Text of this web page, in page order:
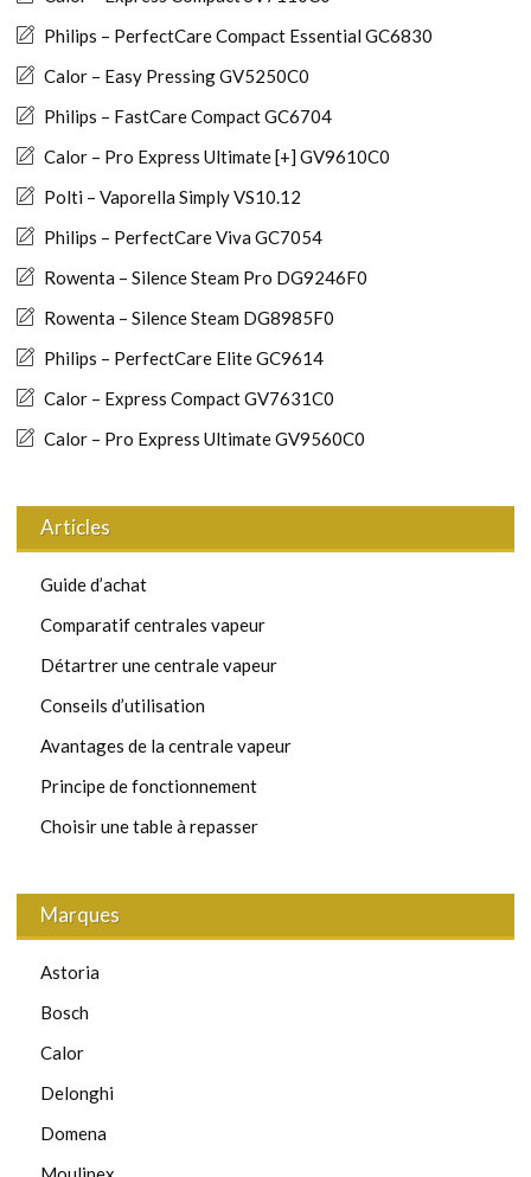
Philips – PerfectCare Compact Essential GC6830
Calor – Easy Pressing GV5250C0
Philips – FastCare Compact GC6704
Calor – Pro Express Ultimate [+] GV9610C0
Polti – Vaporella Simply VS10.12
Philips – PerfectCare Viva GC7054
Rowenta – Silence Steam Pro DG9246F0
Rowenta – Silence Steam DG8985F0
Philips – PerfectCare Elite GC9614
Calor – Express Compact GV7631C0
Calor – Pro Express Ultimate GV9560C0
Articles
Guide d’achat
Comparatif centrales vapeur
Détartrer une centrale vapeur
Conseils d’utilisation
Avantages de la centrale vapeur
Principe de fonctionnement
Choisir une table à repasser
Marques
Astoria
Bosch
Calor
Delonghi
Domena